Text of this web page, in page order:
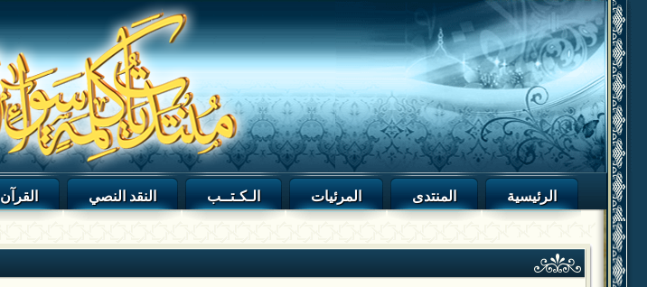
القرآن النقد النصي الـكـتــب المرئيات المنتدى الرئيسية